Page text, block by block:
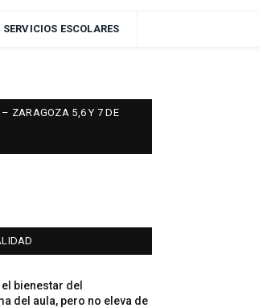
SERVICIOS ESCOLARES
– ZARAGOZA 5,6 Y 7 DE
bienestar del
del aula, pero no eleva de